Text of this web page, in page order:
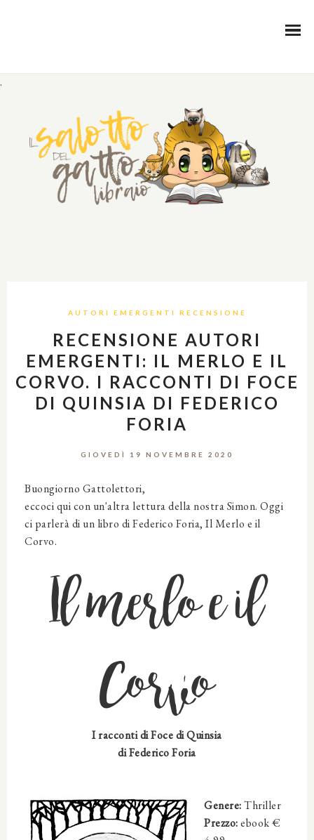
.
AUTORI EMERGENTI RECENSIONE
RECENSIONE AUTORI
EMERGENTI: IL MERLO E IL
CORVO. I RACCONTI DI FOCE
DI QUINSIA DI FEDERICO
FORIA
GIOVEDÌ 19 NOVEMBRE 2020
Buongiorno Gattolettori,
eccoci qui con un'altra lettura della nostra Simon. Oggi
ci parlerà di un libro di Federico Foria, Il Merlo e il
Corvo.
Il merlo e il
Corvo
I racconti di Foce di Quinsia
di Federico Foria
Genere:Thriller
Prezzo:ebook €